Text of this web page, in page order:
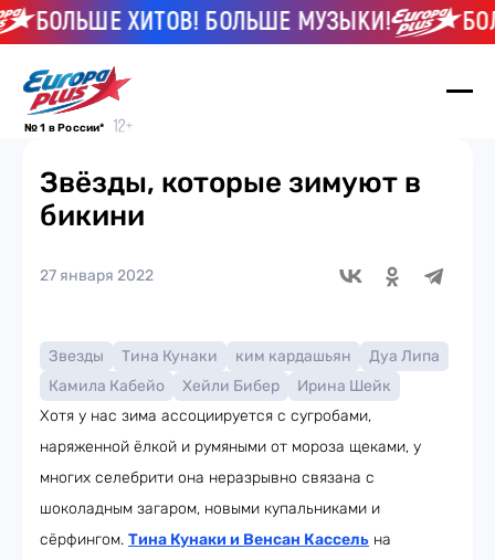
БОЛЬШЕ ХИТОВ! БОЛЬШЕ МУЗЫКИ!
№ 1 в России*
Звёзды, которые зимуют в
бикини
27 января 2022
Звезды Тина Кунаки ким кардашьян
Дуа Липа
Камила Кабейо
Хейли Бибер
Ирина Шейк
Хотя у нас зима ассоциируется с сугробами,
наряженной ёлкой и румяными от мороза щеками, у
многих селебрити она неразрывно связана с
шоколадным загаром, новыми купальниками и
сёрфингом. Тина Кунаки и Венсан Кассель на